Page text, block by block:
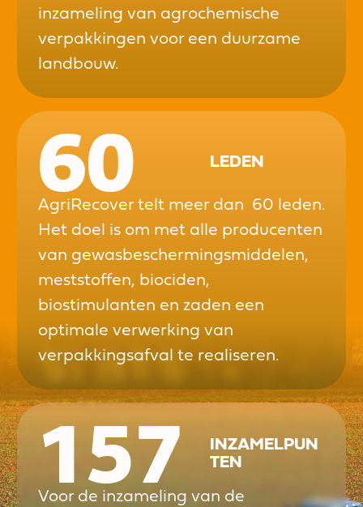
inzameling van agrochemische
verpakkingen voor een duurzame
landbouw.
60 LEDEN
AgriRecover telt meer dan 60 leden.
Het doel is om met alle producenten
van gewasbeschermingsmiddelen,
meststoffen, biociden,
biostimulanten en zaden een
optimale verwerking van
verpakkingsafval te realiseren.
157
INZAMELPUN
TEN
Voor de inzameling van de